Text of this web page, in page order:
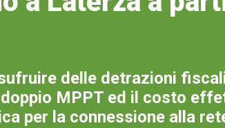
delle detrazioni fiscali
MPPT ed il costo
per la connessione alla